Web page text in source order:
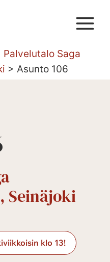
Palvelutalo Saga
> Asunto 106
Seinäjoki
klo 13!